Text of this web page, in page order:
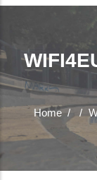
Home / /